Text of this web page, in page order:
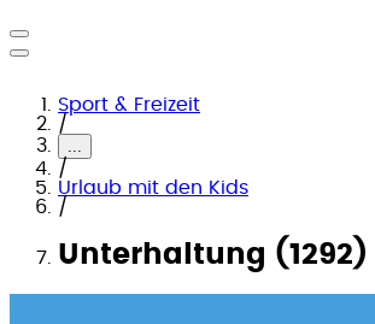
Sport & Freizeit
/
...
/
Urlaub mit den Kids
/
Unterhaltung (1292)